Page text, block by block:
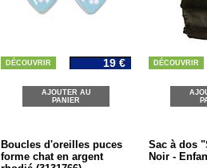
DÉCOUVRIR 19 €
AJOUTER AU
PANIER
DÉCOUVRIR
Boucles d'oreilles puces
forme chat en argent
Sac à dos
Noir -